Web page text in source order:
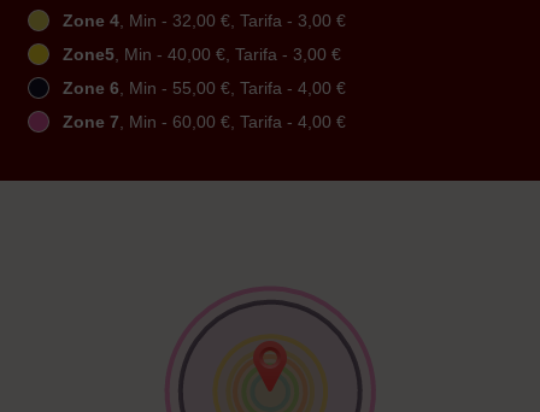
Zone 4, Min - 32,00 €, Tarifa - 3,00 €
Zone5, Min - 40,00 €, Tarifa - 3,00 €
Zone 6, Min - 55,00 €, Tarifa - 4,00 €
Zone 7, Min - 60,00 €, Tarifa - 4,00 €